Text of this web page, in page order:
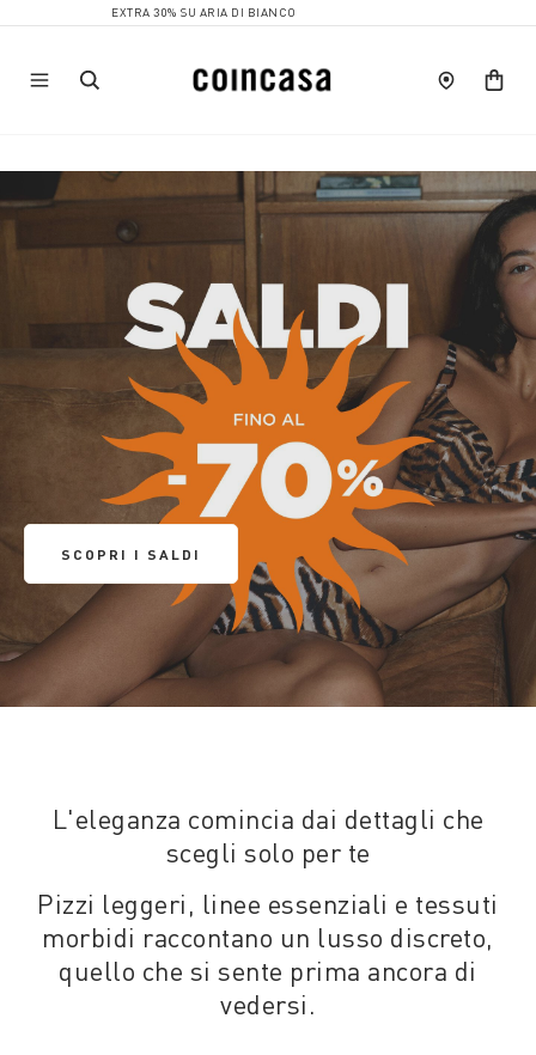
EXTRA 30% SU ARIA DI BIANCO
SCOPRI I SALDI
L'eleganza comincia dai dettagli che
scegli solo per te
Pizzi leggeri, linee essenziali e tessuti
morbidi raccontano un lusso discreto,
quello che si sente prima ancora di
vedersi.